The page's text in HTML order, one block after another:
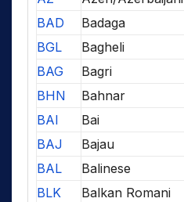
BAD
Badaga
BGL
Bagheli
BAG
Bagri
BHN
Bahnar
BAI
Bai
BAJ
Bajau
BAL
Balinese
BLK
Balkan Romani